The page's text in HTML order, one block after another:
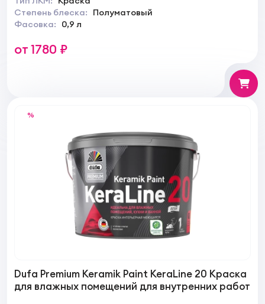
Степень блеска:
Полуматовый
Фасовка:
0,9 л
от 1780 ₽
%
Dufa Premium Keramik Paint KeraLine 20 Краска
для влажных помещений для внутренних работ